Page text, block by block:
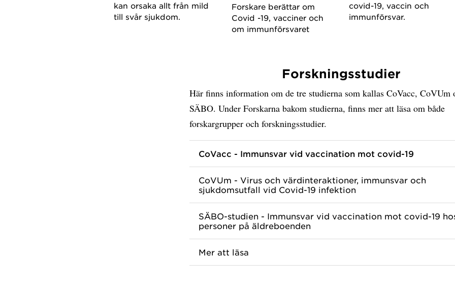
kan orsaka allt från mild
till svår sjukdom.
Forskare berättar om
Covid -19, vacciner och
om immunförsvaret
covid-19, vaccin och
immunförsvar.
Forskningsstudier
Här finns information om de tre studierna som kallas CoVacc, CoVUm
SÄBO. Under Forskarna bakom studierna, finns mer att läsa om både
forskargrupper och forskningsstudier.
CoVacc - Immunsvar vid vaccination mot covid-19
CoVUm - Virus och värdinteraktioner, immunsvar och
sjukdomsutfall vid Covid-19 infektion
SÄBO-studien - Immunsvar vid vaccination mot covid-19
personer på äldreboenden
Mer att läsa